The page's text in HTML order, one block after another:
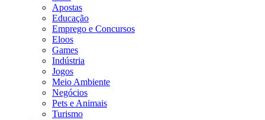
Apostas
Educação
Emprego e Concursos
Eloos
Games
Indústria
Jogos
Meio Ambiente
Negócios
Pets e Animais
Turismo